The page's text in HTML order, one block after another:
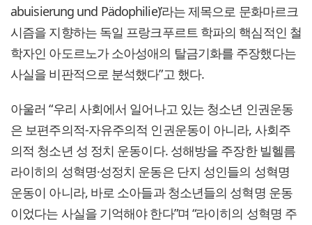
abuisierung und Pädophilie)’라는 제목으로 문화마르크
시즘을 지향하는 독일 프랑크푸르트 학파의 핵심적인 철
학자인 아도르노가 소아성애의 탈금기화를 주장했다는
사실을 비판적으로 분석했다”고 했다.
아울러 “우리 사회에서 일어나고 있는 청소년 인권운동
은 보편주의적-자유주의적 인권운동이 아니라, 사회주
의적 청소년 성 정치 운동이다. 성해방을 주장한 빌헬름
라이히의 성혁명·성정치 운동은 단지 성인들의 성혁명
운동이 아니라, 바로 소아들과 청소년들의 성혁명 운동
이었다는 사실을 기억해야 한다”며 “라이히의 성혁명 주